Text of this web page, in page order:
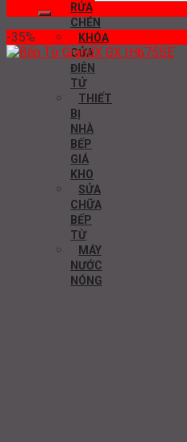
RỬA
CHÉN
KHÓA
CỬA
ĐIỆN
TỬ
THIẾT
BỊ
NHÀ
BẾP
GIÁ
KHO
SỬA
CHỮA
BẾP
TỪ
MÁY
NƯỚC
NÓNG
-35%